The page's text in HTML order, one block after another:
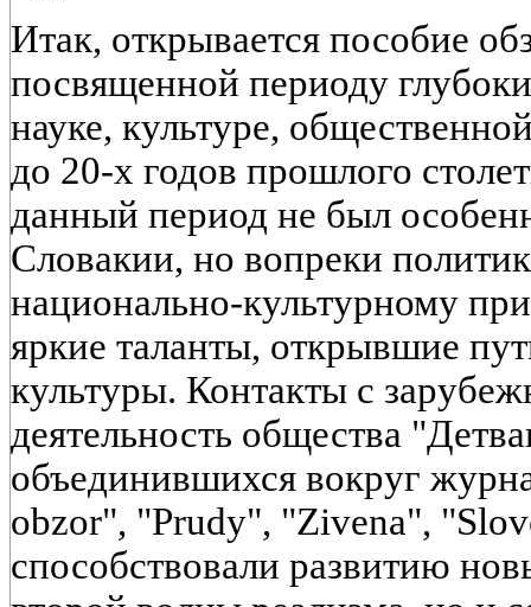
Итак, открывается пособие
посвященной периоду
науке, культуре,
до 20-х годов прошлого
данный период не был
Словакии, но вопреки
национально-культурному
яркие таланты, открывшие
культуры. Контакты с
деятельность общества
объединившихся вокруг
obzor", "Prudy", "Zivena",
способствовали развитию